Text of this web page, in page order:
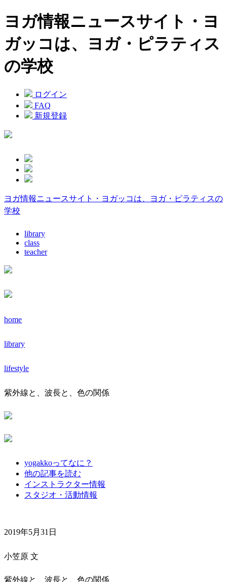
ヨガ情報ニュースサイト・ヨ
ガッコは、ヨガ・ピラティス
の学校
ログイン
FAQ
新規登録
ヨガ情報ニュースサイト・ヨガッコは、ヨガ・ピラティスの
学校
library
class
teacher
home
library
lifestyle
紫外線と、波長と、色の関係
yogakkoってなに？
他の記事を読む
インストラクター情報
スタジオ・活動情報
2019年5月31日
小笠原 文
紫外線と、波長と、色の関係